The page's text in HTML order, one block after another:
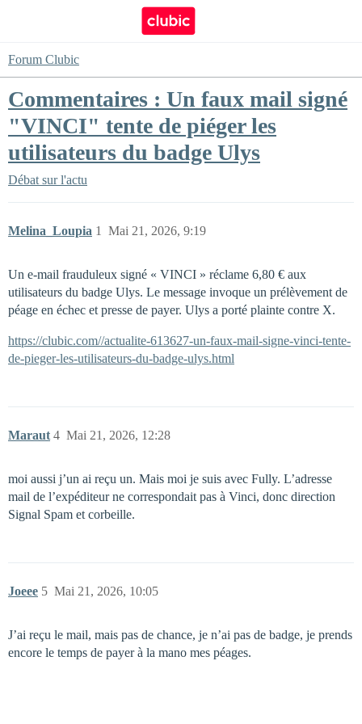
Forum Clubic
Commentaires : Un faux mail signé
"VINCI" tente de piéger les
utilisateurs du badge Ulys
Débat sur l'actu
Melina_Loupia Mai 21, 2026, 9:19
1
Un e-mail frauduleux signé « VINCI » réclame 6,80 € aux
utilisateurs du badge Ulys. Le message invoque un prélèvement de
péage en échec et presse de payer. Ulys a porté plainte contre X.
https://clubic.com//actualite-613627-un-faux-mail-signe-vinci-tente-
de-pieger-les-utilisateurs-du-badge-ulys.html
Maraut Mai 21, 2026, 12:28
4
moi aussi j’un ai reçu un. Mais moi je suis avec Fully. L’adresse
mail de l’expéditeur ne correspondait pas à Vinci, donc direction
Signal Spam et corbeille.
Joeee Mai 21, 2026, 10:05
5
J’ai reçu le mail, mais pas de chance, je n’ai pas de badge, je prends
encore le temps de payer à la mano mes péages.